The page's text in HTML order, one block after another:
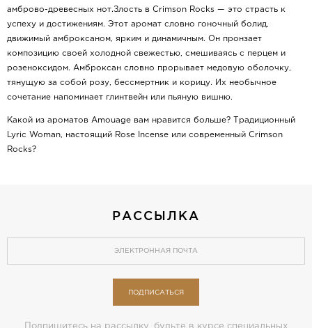
амброво-древесных нот.Злость в Crimson Rocks — это страсть к
успеху и достижениям. Этот аромат словно гоночный болид,
движимый амброксаном, ярким и динамичным. Он пронзает
композицию своей холодной свежестью, смешиваясь с перцем и
розеноксидом. Амброксан словно прорывает медовую оболочку,
тянущую за собой розу, бессмертник и корицу. Их необычное
сочетание напоминает глинтвейн или пьяную вишню.
Какой из ароматов Amouage вам нравится больше? Традиционный
Lyric Woman, настоящий Rose Incense или современный Crimson
Rocks?
РАССЫЛКА
ПОДПИСАТЬСЯ
Подпишитесь на рассылку, будьте в курсе специальных